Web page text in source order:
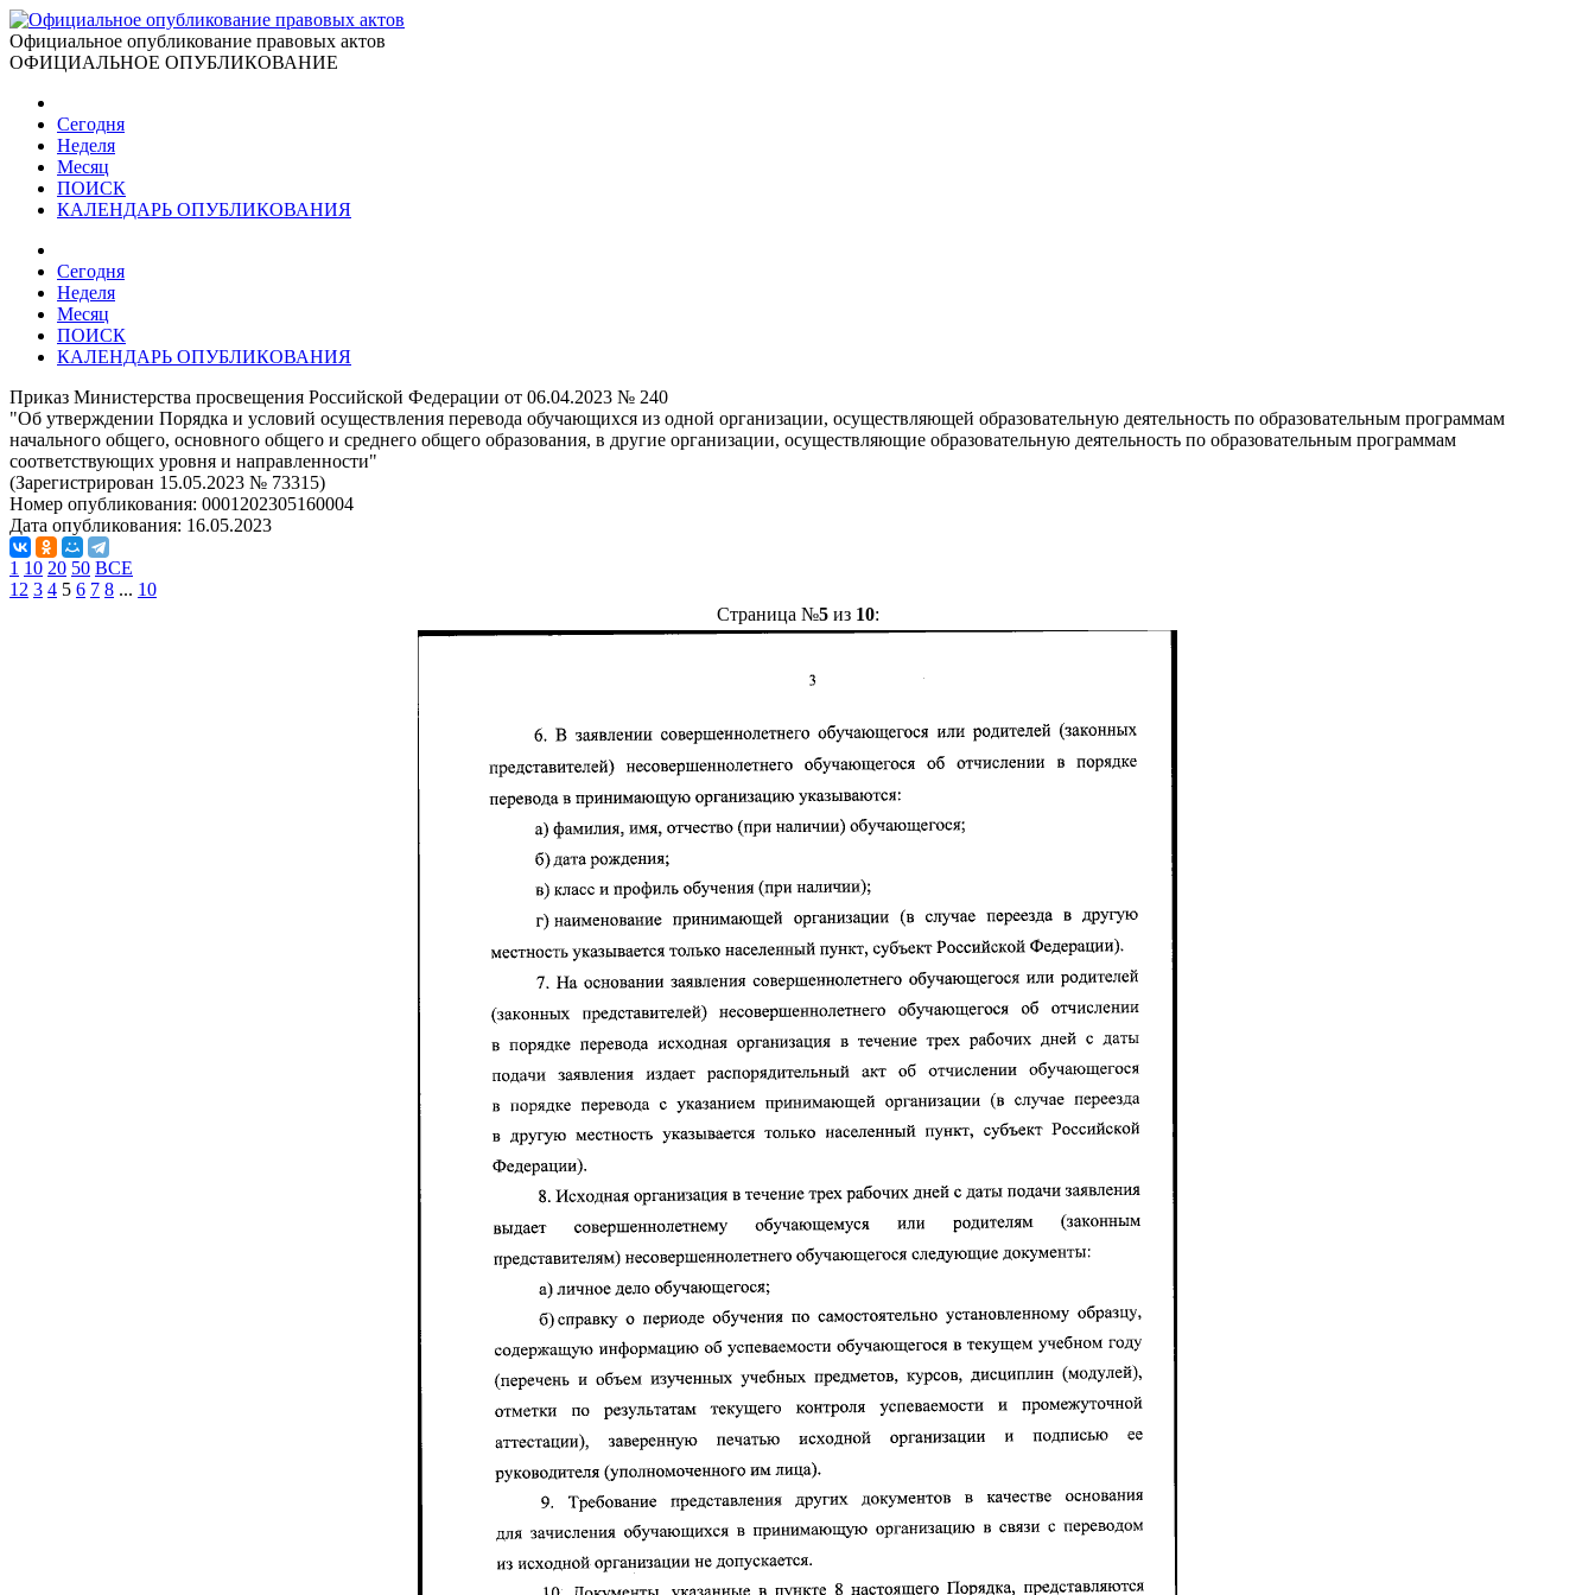
Официальное опубликование правовых актов
ОФИЦИАЛЬНОЕ ОПУБЛИКОВАНИЕ
Сегодня
Неделя
Месяц
ПОИСК
КАЛЕНДАРЬ ОПУБЛИКОВАНИЯ
Сегодня
Неделя
Месяц
ПОИСК
КАЛЕНДАРЬ ОПУБЛИКОВАНИЯ
Приказ Министерства просвещения Российской Федерации от 06.04.2023 № 240
"Об утверждении Порядка и условий осуществления перевода обучающихся из одной организации, осуществляющей образовательную деятельность по образовательным программам
начального общего, основного общего и среднего общего образования, в другие организации, осуществляющие образовательную деятельность по образовательным программам
соответствующих уровня и направленности"
(Зарегистрирован 15.05.2023 № 73315)
Номер опубликования: 0001202305160004
Дата опубликования: 16.05.2023
1 10 20 50 ВСЕ
1 2 3 4 5 6 7 8 ... 10
Страница №5из 10: